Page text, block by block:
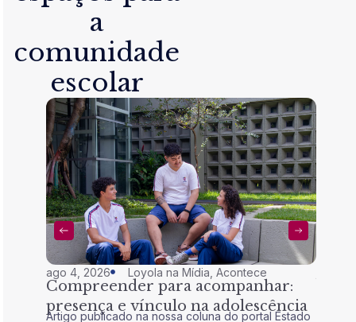
a
comunidade
escolar
ago 4, 2026 Loyola na Mídia ,Acontece
Compreender para acompanhar:
presença e vínculo na adolescência
Artigo publicado na nossa coluna do portal Estado